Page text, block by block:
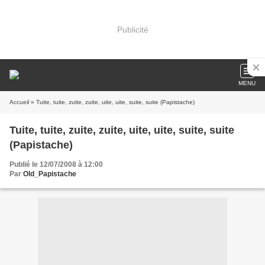
Publicité
MENU
Accueil » Tuite, tuite, zuite, zuite, uite, uite, suite, suite (Papistache)
Tuite, tuite, zuite, zuite, uite, uite, suite, suite
(Papistache)
Publié le 12/07/2008 à 12:00
Par Old_Papistache